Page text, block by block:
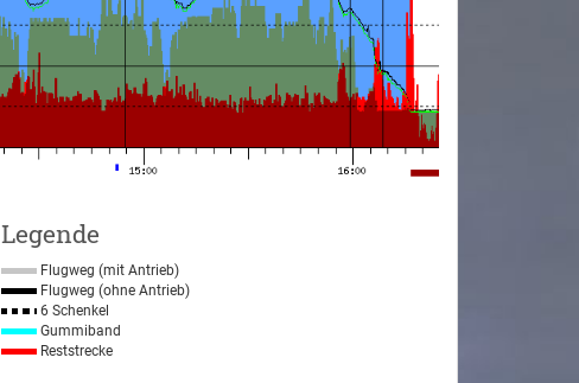
Legende
Flugweg (mit Antrieb)
Flugweg (ohne Antrieb)
6 Schenkel
Gummiband
Reststrecke